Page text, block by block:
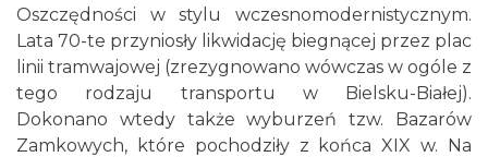
Oszczędności w stylu wczesnomodernistycznym.
Lata 70-te przyniosły likwidację biegnącej przez plac
linii tramwajowej (zrezygnowano wówczas w ogóle z
tego rodzaju transportu w Bielsku-Białej).
Dokonano wtedy także wyburzeń tzw. Bazarów
Zamkowych, które pochodziły z końca XIX w. Na